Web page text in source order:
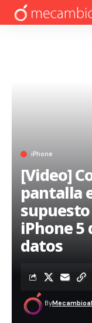
iPhone
[Video]
pantalla
iPhone 5
datos
By